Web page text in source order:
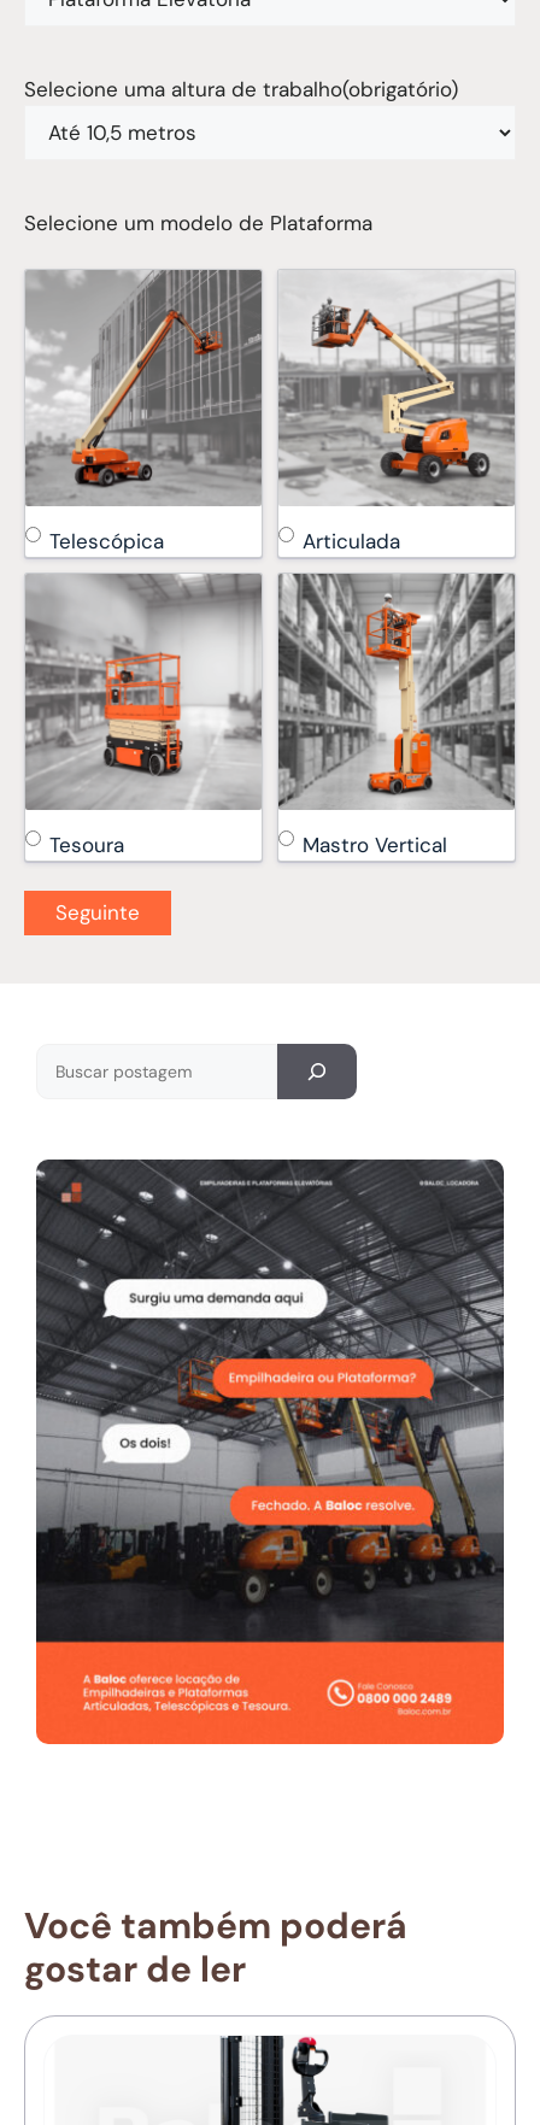
Selecione uma altura de trabalho(obrigatório)
Selecione um modelo de Plataforma
Telescópica Articulada
Tesoura Mastro Vertical
Você também poderá
gostar de ler